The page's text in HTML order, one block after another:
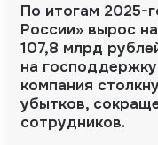
По итогам 2025-
России» вырос
107,8 млрд
на
компания
убытков,
сотрудников.